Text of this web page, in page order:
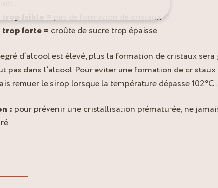
trop faible =pas de formation de cristaux
trop forte = croûte de sucre trop épaisse
d’alcool est élevé, plus la formation de cristaux sera
pas dans l’alcool. Pour éviter une formation de
remuer le sirop lorsque la température dépasse 102°C .
: pour prévenir une cristallisation prématurée, ne